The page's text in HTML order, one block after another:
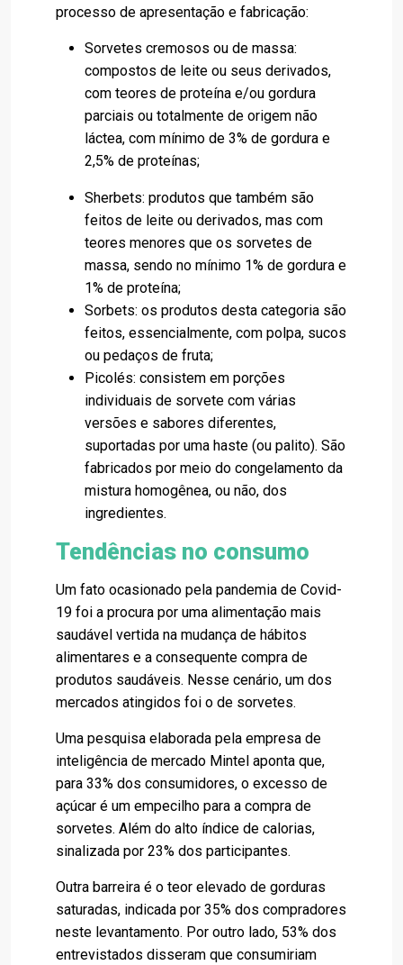
processo de apresentação e fabricação:
Sorvetes cremosos ou de massa:
compostos de leite ou seus derivados,
com teores de proteína e/ou gordura
parciais ou totalmente de origem não
láctea, com mínimo de 3% de gordura e
2,5% de proteínas;
Sherbets: produtos que também são
feitos de leite ou derivados, mas com
teores menores que os sorvetes de
massa, sendo no mínimo 1% de gordura e
1% de proteína;
Sorbets: os produtos desta categoria são
feitos, essencialmente, com polpa, sucos
ou pedaços de fruta;
Picolés: consistem em porções
individuais de sorvete com várias
versões e sabores diferentes,
suportadas por uma haste (ou palito). São
fabricados por meio do congelamento da
mistura homogênea, ou não, dos
ingredientes.
Tendências no consumo
Um fato ocasionado pela pandemia de Covid-
19 foi a procura por uma alimentação mais
saudável vertida na mudança de hábitos
alimentares e a consequente compra de
produtos saudáveis. Nesse cenário, um dos
mercados atingidos foi o de sorvetes.
Uma pesquisa elaborada pela empresa de
inteligência de mercado Mintel aponta que,
para 33% dos consumidores, o excesso de
açúcar é um empecilho para a compra de
sorvetes. Além do alto índice de calorias,
sinalizada por 23% dos participantes.
Outra barreira é o teor elevado de gorduras
saturadas, indicada por 35% dos compradores
neste levantamento. Por outro lado, 53% dos
entrevistados disseram que consumiriam